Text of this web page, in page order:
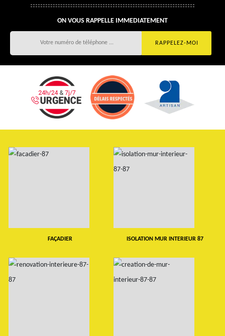
ON VOUS RAPPELLE IMMEDIATEMENT
FAÇADIER ISOLATION MUR INTERIEUR 87